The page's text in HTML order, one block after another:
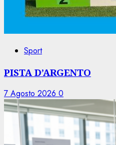
Sport
PISTA D’ARGENTO
7 Agosto 2026 0